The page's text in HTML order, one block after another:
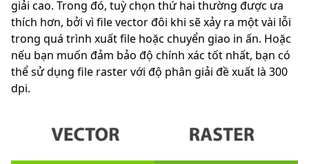
giải cao. Trong đó, tuỳ chọn thứ hai thường được ưa
thích hơn, bởi vì file vector đôi khi sẽ xảy ra một vài lỗi
trong quá trình xuất file hoặc chuyển giao in ấn. Hoặc
nếu bạn muốn đảm bảo độ chính xác tốt nhất, bạn có
thể sử dụng file raster với độ phân giải đề xuất là 300
dpi.